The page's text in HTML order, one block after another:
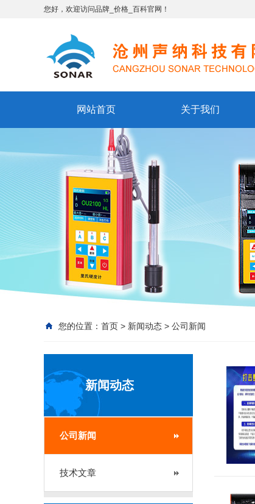
您好，欢迎访问品牌_价格_百科官网！
网站首页 关于我们
您的位置： 首页 > 新闻动态 > 公司新闻
新闻动态
公司新闻
技术文章